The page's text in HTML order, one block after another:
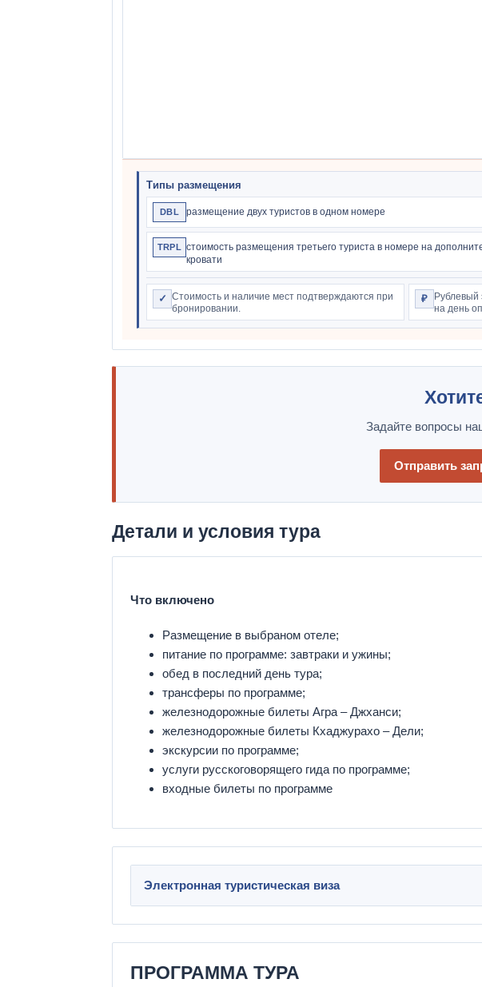
Типы размещения
DBL размещение двух туристов в одном номере
TRPL стоимость размещения третьего туриста в номере на
кровати
✓
Стоимость и наличие мест подтверждаются при
бронировании.
₽
Рублевый
на день
Задайте вопросы
Отправить
Детали и условия тура
Что включено
Размещение в выбраном отеле;
питание по программе: завтраки и ужины;
обед в последний день тура;
трансферы по программе;
железнодорожные билеты Агра – Джханси;
железнодорожные билеты Кхаджурахо – Дели;
экскурсии по программе;
услуги русскоговорящего гида по программе;
входные билеты по программе
Электронная туристическая виза
ПРОГРАММА ТУРА